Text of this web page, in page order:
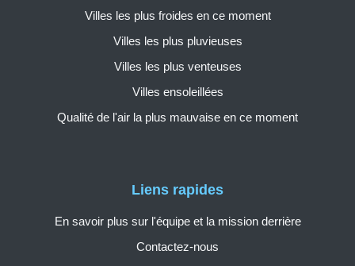
Liens rapides
En savoir plus sur l'équipe et la mission derrière
Contactez-nous
Villes les plus froides en ce moment
Villes les plus pluvieuses
Villes les plus venteuses
Villes ensoleillées
Qualité de l'air la plus mauvaise en ce moment